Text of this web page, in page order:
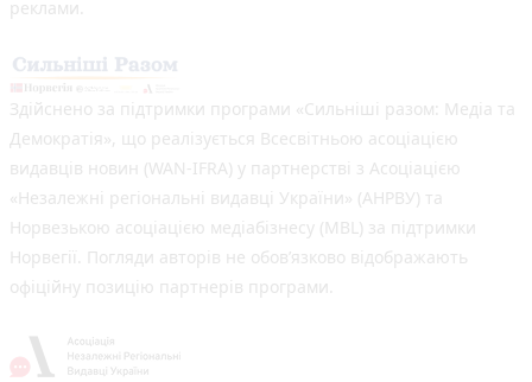
реклами.
Здійснено за підтримки програми «Сильніші разом: Медіа та
Демократія», що реалізується Всесвітньою асоціацією
видавців новин (WAN-IFRA) у партнерстві з Асоціацією
«Незалежні регіональні видавці України» (АНРВУ) та
Норвезькою асоціацією медіабізнесу (MBL) за підтримки
Норвегії. Погляди авторів не обов’язково відображають
офіційну позицію партнерів програми.